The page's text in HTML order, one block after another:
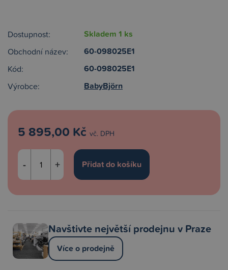
Dostupnost: Skladem 1 ks
Obchodní název: 60-098025E1
Kód: 60-098025E1
Výrobce: BabyBjörn
5 895,00 Kč vč. DPH
- +
Navštivte největší prodejnu v Praze
Více o prodejně